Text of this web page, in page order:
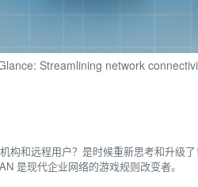
Streamlining network
构和远程用户？是时候重新思考和升级
是现代企业网络的游戏规则改变者。